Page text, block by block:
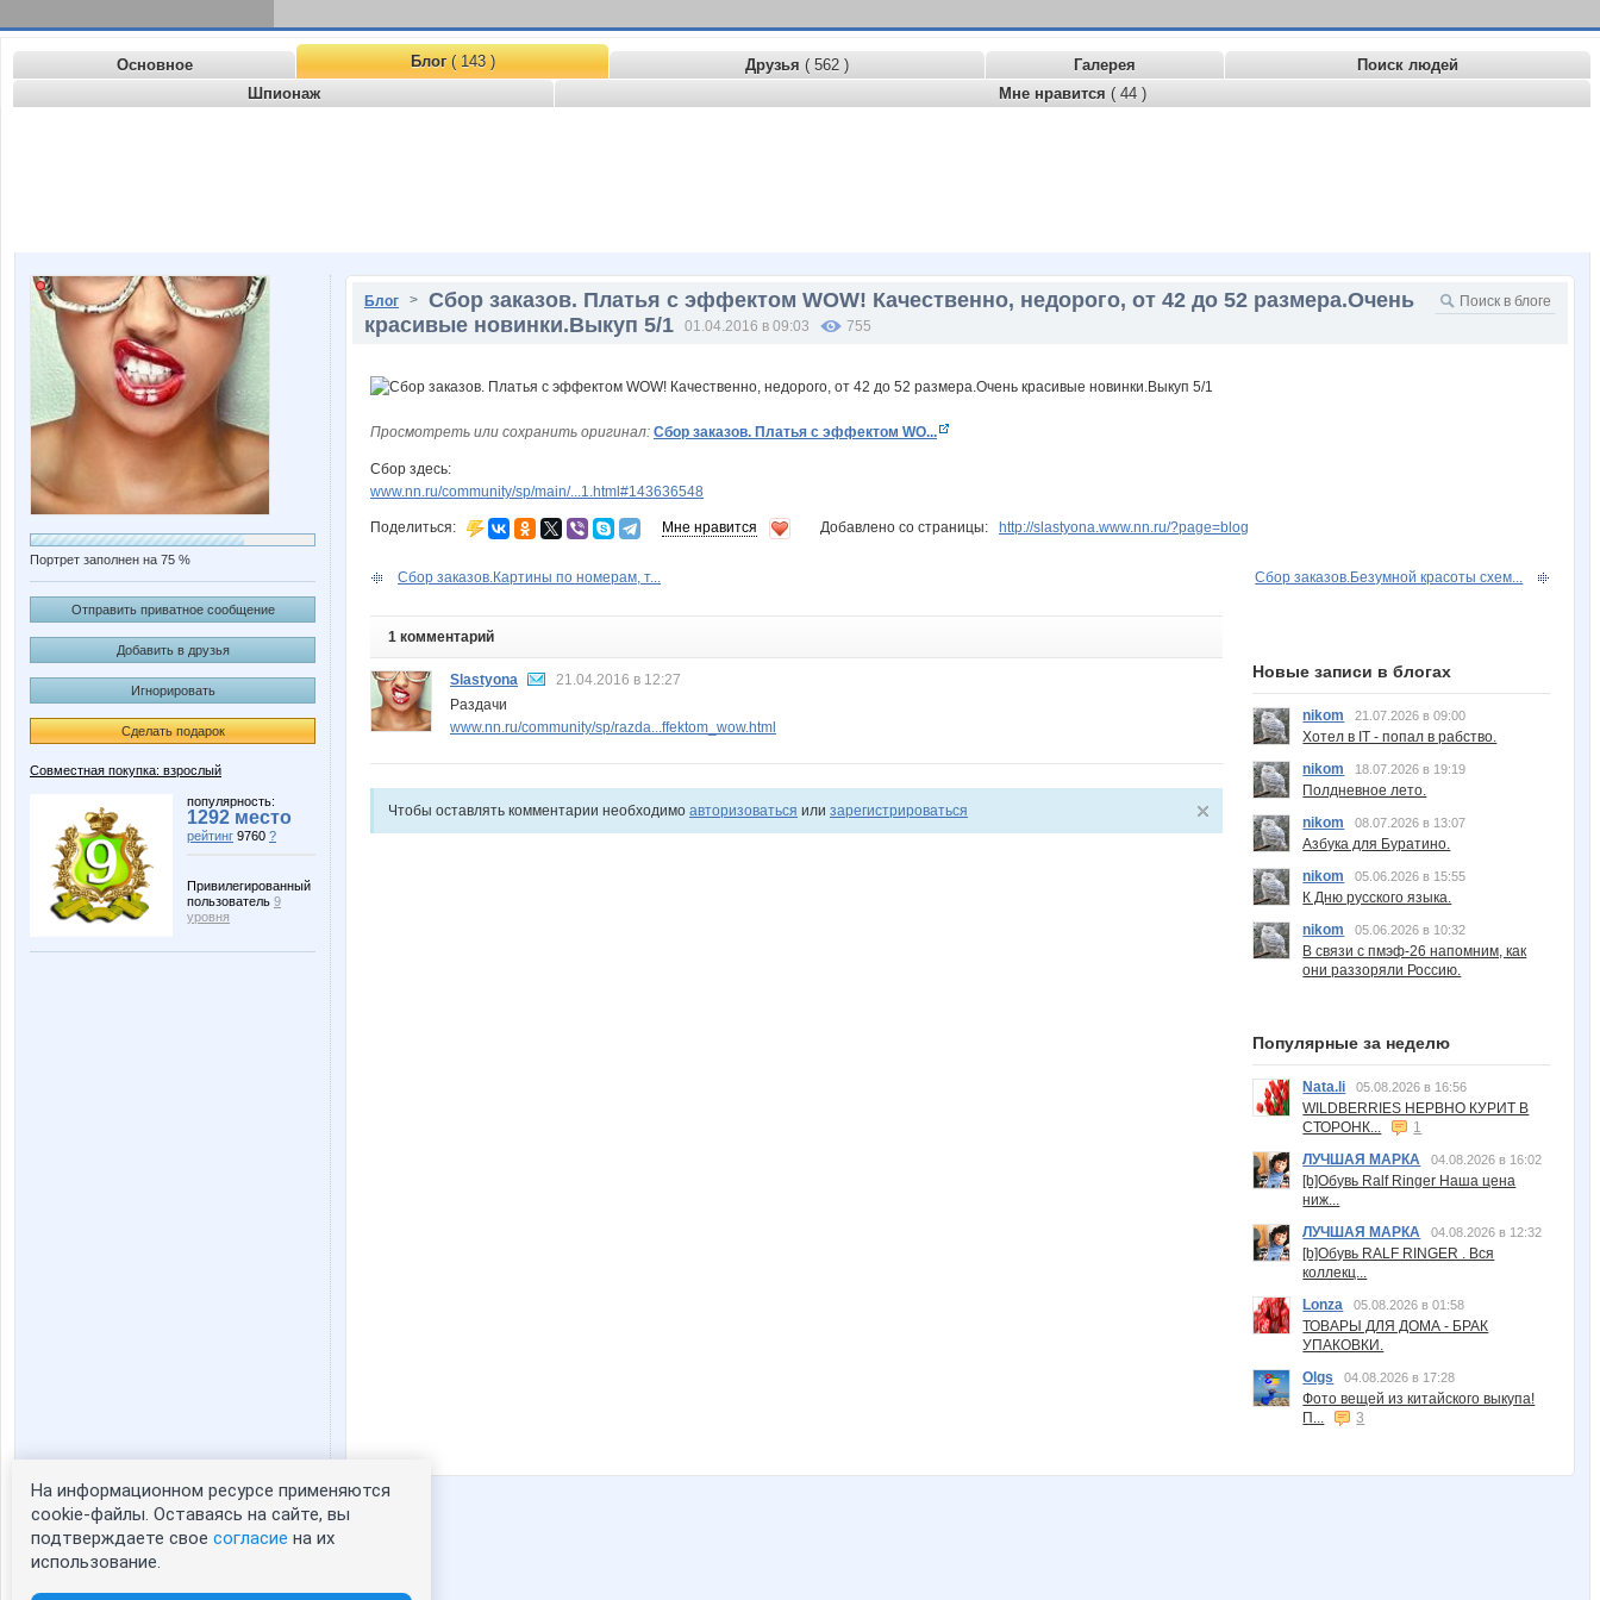
Основное Блог( 143 ) Друзья ( 562 ) Галерея
Поиск людей
Шпионаж
Мне нравится ( 44 )
Портрет заполнен на 75 %
Отправить приватное сообщение
Добавить в друзья
Игнорировать
Сделать подарок
Совместная покупка: взрослый
популярность:
1292 место
рейтинг 9760 ?
Привилегированный
пользователь 9
уровня
Статистика портрета:
сейчас просматривают портрет - 0
зарегистрированные пользователи
Блог > Сбор заказов. Платья с эффектом WOW! Качественно, недорого, от 42 до 52 размера.Очень
красивые новинки.Выкуп 5/1
01.04.2016 в 09:03 755
Просмотреть или сохранить оригинал: Сбор заказов. Платья с эффектом WO...
Сбор здесь:
www.nn.ru/community/sp/main/...1.html#143636548
Поделиться: Мне нравится Добавлено со страницы: http://slastyona.www.nn.ru/?page=blog
Сбор заказов.Картины по номерам, т... Сбор заказов.Безумной красоты схем...
1 комментарий
Slastyona
21.04.2016 в 12:27
Раздачи
www.nn.ru/community/sp/razda...ffektom_wow.html
Чтобы оставлять комментарии необходимо авторизоваться или зарегистрироваться
Новые записи в блогах
nikom 21.07.2026 в 09:00
Хотел в IT - попал в рабство.
nikom
18.07.2026 в 19:19
Полдневное лето.
nikom
08.07.2026 в 13:07
Азбука для Буратино.
nikom
05.06.2026 в 15:55
К Дню русского языка.
nikom
05.06.2026 в 10:32
В связи с пмэф-26 напомним, как
они раззоряли Россию.
Популярные за неделю
Nata.li 05.08.2026 в 16:56
WILDBERRIES НЕРВНО КУРИТ В
СТОРОНК...
1
ЛУЧШАЯ МАРКА
04.08.2026 в 16:02
[b]Обувь Ralf Ringer Наша цена
ниж...
ЛУЧШАЯ МАРКА
04.08.2026 в 12:32
[b]Обувь RALF RINGER . Вся
коллекц...
Lonza
05.08.2026 в 01:58
ТОВАРЫ ДЛЯ ДОМА - БРАК
УПАКОВКИ.
Olgs
04.08.2026 в 17:28
Фото вещей из китайского выкупа!
П...
3
На информационном ресурсе применяются
cookie-файлы. Оставаясь на сайте, вы
подтверждаете свое согласие на их
использование.